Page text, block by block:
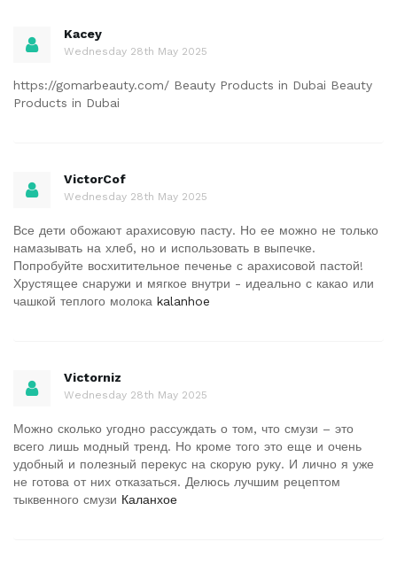
Kacey
Wednesday 28th May 2025
https://gomarbeauty.com/ Beauty Products in Dubai Beauty
Products in Dubai
VictorCof
Wednesday 28th May 2025
Все дети обожают арахисовую пасту. Но ее можно не только
намазывать на хлеб, но и использовать в выпечке.
Попробуйте восхитительное печенье с арахисовой пастой!
Хрустящее снаружи и мягкое внутри - идеально с какао или
чашкой теплого молока kalanhoe
Victorniz
Wednesday 28th May 2025
Можно сколько угодно рассуждать о том, что смузи – это
всего лишь модный тренд. Но кроме того это еще и очень
удобный и полезный перекус на скорую руку. И лично я уже
не готова от них отказаться. Делюсь лучшим рецептом
тыквенного смузи Каланхое